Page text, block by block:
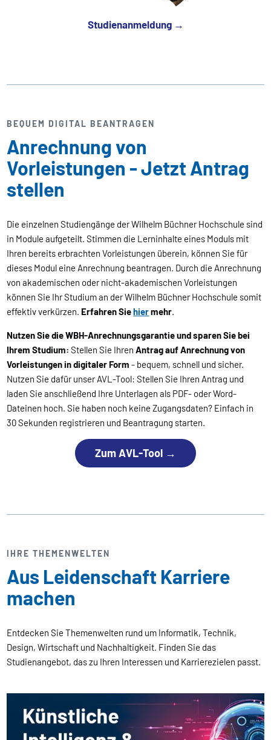
Studienanmeldung →
BEQUEM DIGITAL BEANTRAGEN
Anrechnung von
Vorleistungen - Jetzt Antrag
stellen
Die einzelnen Studiengänge der Wilhelm Büchner Hochschule sind
in Module aufgeteilt. Stimmen die Lerninhalte eines Moduls mit
Ihren bereits erbrachten Vorleistungen überein, können Sie für
dieses Modul eine Anrechnung beantragen. Durch die Anrechnung
von akademischen oder nicht-akademischen Vorleistungen
können Sie Ihr Studium an der Wilhelm Büchner Hochschule somit
effektiv verkürzen. Erfahren Siehiermehr.
Nutzen Sie die WBH-Anrechnungsgarantie und sparen Sie bei
Ihrem Studium:Stellen Sie IhrenAntrag auf Anrechnung von
Vorleistungen in digitaler Form - bequem, schnell und sicher.
Nutzen Sie dafür unser AVL-Tool: Stellen Sie Ihren Antrag und
laden Sie anschließend Ihre Unterlagen als PDF- oder Word-
Dateinen hoch. Sie haben noch keine Zugangsdaten? Einfach in
30 Sekunden registrieren und Beantragung starten.
Zum AVL-Tool →
IHRE THEMENWELTEN
Aus Leidenschaft Karriere
machen
Entdecken Sie Themenwelten rund um Informatik, Technik,
Design, Wirtschaft und Nachhaltigkeit. Finden Sie das
Studienangebot, das zu Ihren Interessen und Karrierezielen passt.